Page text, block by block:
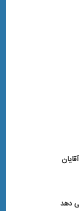
دهد